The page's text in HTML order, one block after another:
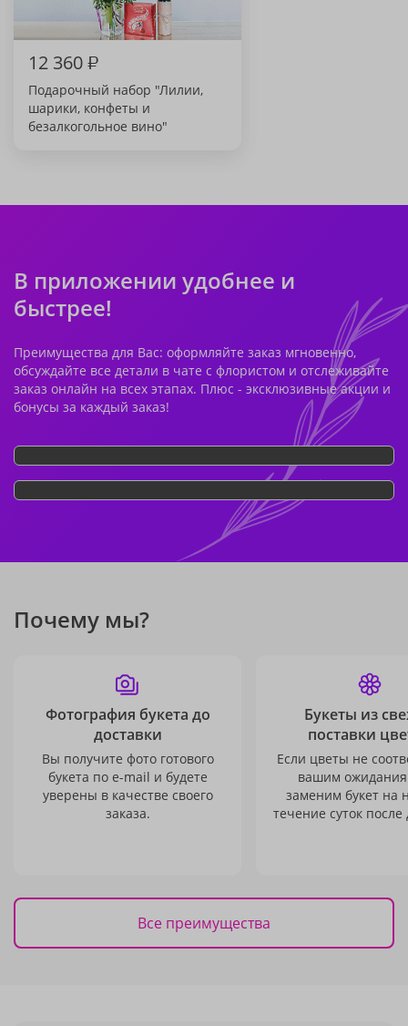
12 360₽
Подарочный набор "Лилии,
шарики, конфеты и
безалкогольное вино"
В приложении удобнее и
быстрее!
Преимущества для Вас: оформляйте заказ мгновенно,
обсуждайте все детали в чате с флористом и отслеживайте
заказ онлайн на всех этапах. Плюс - эксклюзивные акции и
бонусы за каждый заказ!
Почему мы?
Фотография букета до
доставки
Вы получите фото готового
букета по e-mail и будете
уверены в качестве своего
заказа.
Букеты из
поставки
Если цветы не
вашим
заменим букет на
течение суток после
Все преимущества